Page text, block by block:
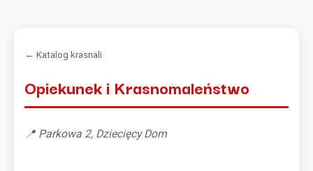
← Katalog krasnali
Opiekunek i Krasnomaleństwo
📍 Parkowa 2, Dziecięcy Dom